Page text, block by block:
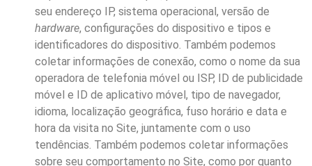
seu endereço IP, sistema operacional, versão de
hardware, configurações do dispositivo e tipos e
identificadores do dispositivo. Também podemos
coletar informações de conexão, como o nome da sua
operadora de telefonia móvel ou ISP, ID de publicidade
móvel e ID de aplicativo móvel, tipo de navegador,
idioma, localização geográfica, fuso horário e data e
hora da visita no Site, juntamente com o uso
tendências. Também podemos coletar informações
sobre seu comportamento no Site, como por quanto